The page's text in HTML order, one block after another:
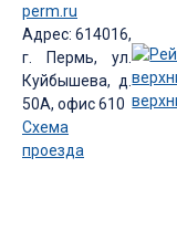
perm.ru
Адрес: 614016,
г. Пермь, ул.
Куйбышева, д.
50А, офис 610
Схема
проезда